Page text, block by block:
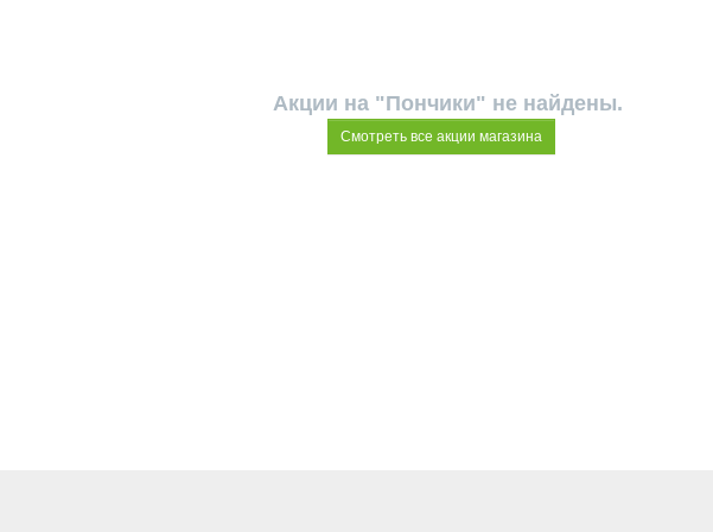
Акции на "Пончики" не найдены.
Смотреть все акции магазина